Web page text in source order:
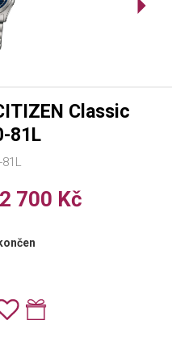
81L
Classic
81L
2 700 Kč